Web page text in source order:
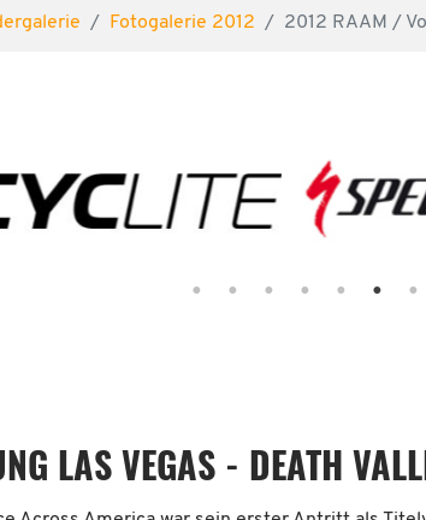
Fotogalerie 2012 2012 RAAM /
LAS VEGAS - DEATH